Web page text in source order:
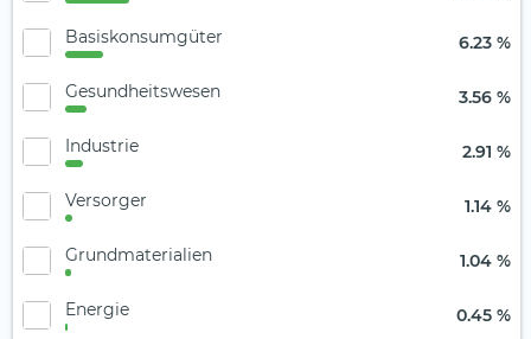
Basiskonsumgüter 6.23 %
Gesundheitswesen 3.56 %
Industrie 2.91 %
Versorger 1.14 %
Grundmaterialien 1.04 %
Energie 0.45 %